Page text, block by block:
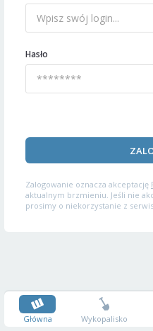
Hasło
Zalogowanie oznacza akceptację
aktualnym brzmieniu. Jeśli nie
prosimy o niekorzystanie z
Główna Wykopalisko